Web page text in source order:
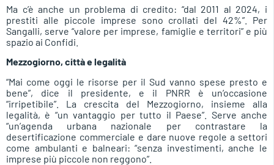
Ma c’è anche un problema di credito: “dal 2011 al 2024, i
prestiti alle piccole imprese sono crollati del 42%”. Per
Sangalli, serve “valore per imprese, famiglie e territori” e più
spazio ai Confidi.
Mezzogiorno, città e legalità
“Mai come oggi le risorse per il Sud vanno spese presto e
bene”, dice il presidente, e il PNRR è un’occasione
“irripetibile”. La crescita del Mezzogiorno, insieme alla
legalità, è “un vantaggio per tutto il Paese”. Serve anche
“un’agenda urbana nazionale per contrastare la
desertificazione commerciale e dare nuove regole a settori
come ambulanti e balneari: “senza investimenti, anche le
imprese più piccole non reggono”.